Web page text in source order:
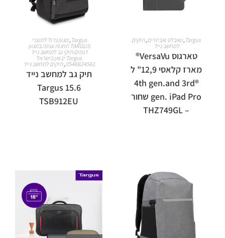
מידע נוסף Targus
,טאבלט ואביזרים ,תיקים
למחשב נייד
טארגוס VersaVu®
מארז קלאסי 12,9" ל
®4th gen.and 3rd
gen. iPad Pro שחור
– THZ749GL
מידע נוסףTargus
,מגוון גדול למוצרי
TARGUS תחנות עגינה במגוון
דגמים תיקי גב למחשב נייד
Targus יבואן בישראל
0548824561
,תיקים למחשב נייד
תיק גב למחשב נייד
15.6 Targus
TSB912EU